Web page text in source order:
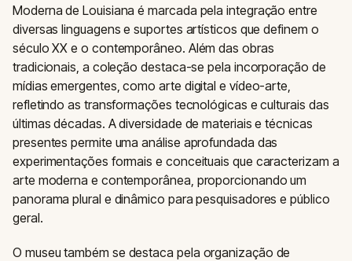
Moderna de Louisiana é marcada pela integração entre
diversas linguagens e suportes artísticos que definem o
século XX e o contemporâneo. Além das obras
tradicionais, a coleção destaca-se pela incorporação de
mídias emergentes, como arte digital e vídeo-arte,
refletindo as transformações tecnológicas e culturais das
últimas décadas. A diversidade de materiais e técnicas
presentes permite uma análise aprofundada das
experimentações formais e conceituais que caracterizam a
arte moderna e contemporânea, proporcionando um
panorama plural e dinâmico para pesquisadores e público
geral.
O museu também se destaca pela organização de